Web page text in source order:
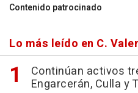
Contenido patrocinado
Lo más leído en C.
Continúan activos
Engarcerán, Culla y